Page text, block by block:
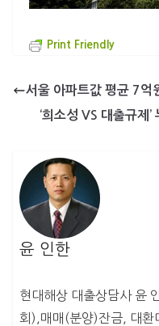
Print Friendly
서울 아파트값 평균 7억
‘희소성 VS 대출규제
윤 인한
현대해상 대출상담사 윤
회),매매(분양)잔금, 대환